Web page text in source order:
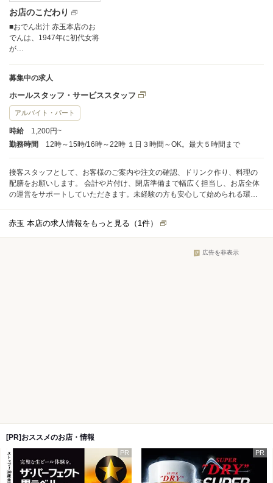
お店のこだわり
■おでん出汁 赤玉本店のお
でんは、1947年に初代女将
が…
募集中の求人
ホールスタッフ・サービススタッフ
アルバイト・パート
時給
1,200円~
勤務時間
12時～15時/16時～22時 １日３時間～OK。最大５時間まで
接客スタッフとして、お客様のご案内や注文の確認、ドリンク作り、料理の
配膳をお願いします。 会計や片付け、閉店準備まで幅広く担当し、お店全体
の運営をサポートしていただきます。未経験の方も安心して始められる環境
赤玉 本店の求人情報をもっと見る（ 1件）
広告を非表示
[PR]おススメのお店・情報
PR PR